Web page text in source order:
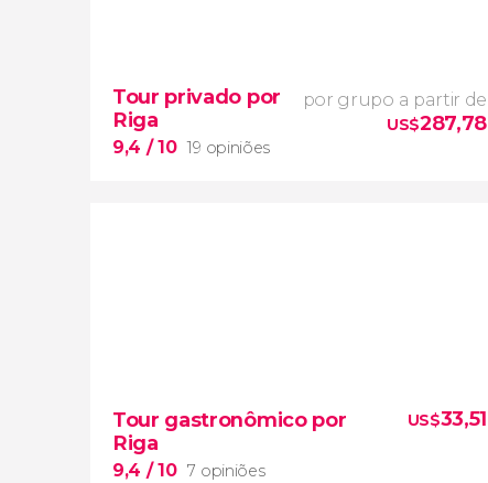
a melhor forma
de conhecer
Tour privado por
Riga
9,4 / 10 19 opiniões
por grupo a partir de
US$287,78
tour privado a pé em português
Tour gastronômico por
Riga
9,4 / 10 7 opiniões
US$33,51